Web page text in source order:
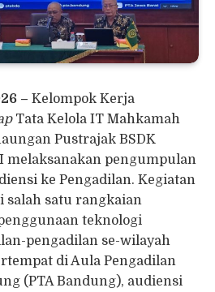
– Kelompok Kerja
Tata Kelola IT Mahkamah
Pustrajak BSDK
melaksanakan pengumpulan
ke Pengadilan. Kegiatan
salah satu rangkaian
teknologi
pengadilan se-wilayah
di Aula Pengadilan
(PTA Bandung), audiensi